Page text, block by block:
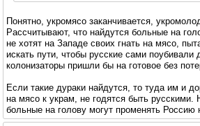
Понятно, укромясо заканчивается,
Рассчитывают, что найдутся больные на
не хотят на Западе своих гнать на мясо,
искать пути, чтобы русские сами поубивали
колонизаторы пришли бы на готовое без
Если такие дураки найдутся, то туда им и
на мясо к украм, не годятся быть русскими.
больные на голову могут променять Россию